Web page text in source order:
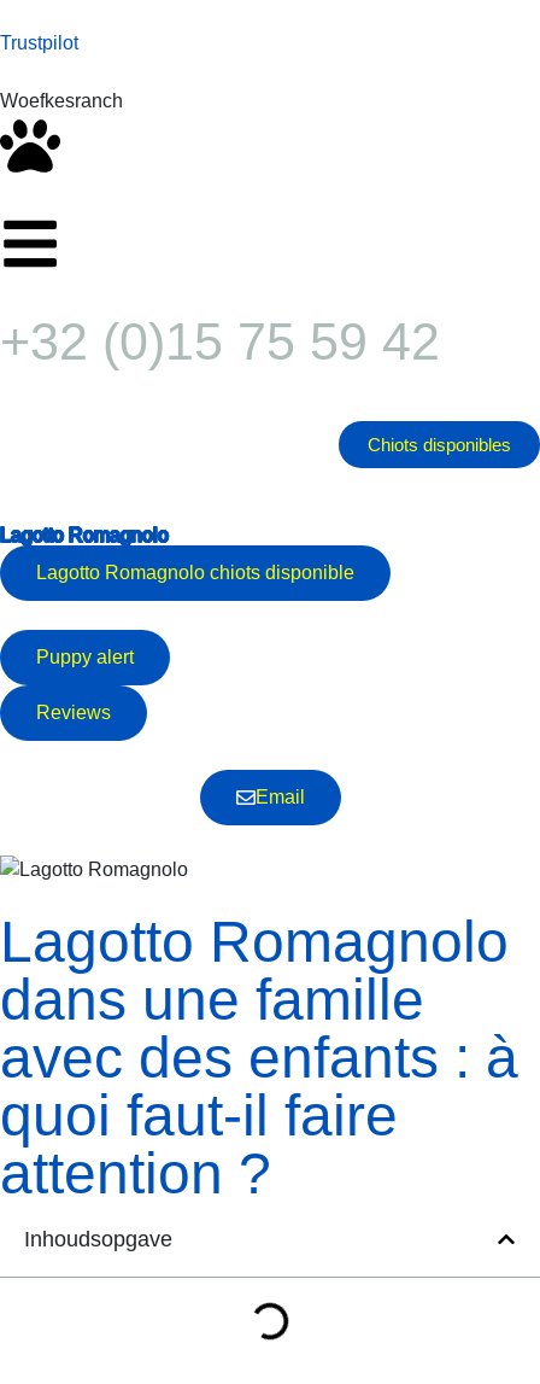
Trustpilot
Woefkesranch
+32 (0)15 75 59 42
Chiots disponibles
Lagotto Romagnolo
Lagotto Romagnolo chiots disponible
Puppy alert
Reviews
Email
Lagotto Romagnolo
dans une famille
avec des enfants : à
quoi faut-il faire
attention ?
Inhoudsopgave